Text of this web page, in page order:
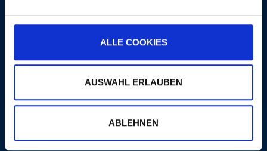
ALLE COOKIES
AUSWAHL ERLAUBEN
ABLEHNEN
MARGARET ALLISON